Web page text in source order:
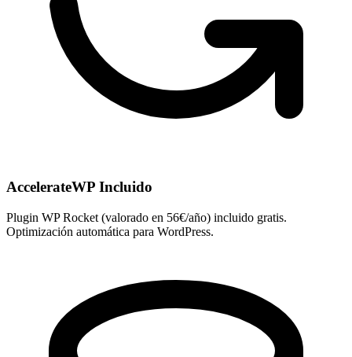
AccelerateWP Incluido
Plugin WP Rocket (valorado en 56€/año) incluido gratis.
Optimización automática para WordPress.